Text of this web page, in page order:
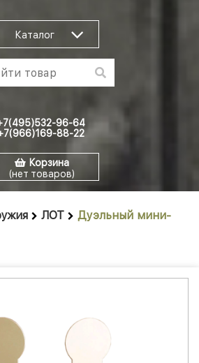
Каталог
96-64
88-22
Корзина
(нет товаров)
ЛОТ
Дуэльный мини-